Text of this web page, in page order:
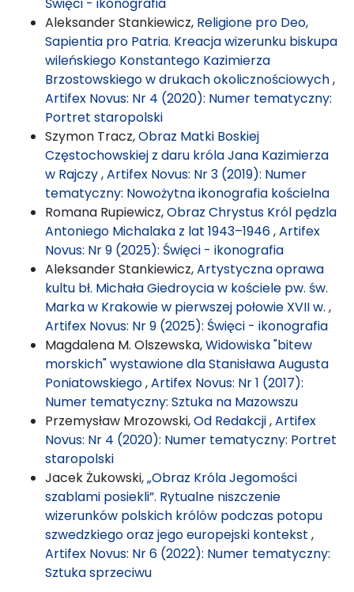
Aleksander Stankiewicz, Religione pro Deo,
Sapientia pro Patria. Kreacja wizerunku biskupa
wileńskiego Konstantego Kazimierza
Brzostowskiego w drukach okolicznościowych,
Artifex Novus: Nr 4 (2020): Numer tematyczny:
Portret staropolski
Szymon Tracz,Obraz Matki Boskiej
Częstochowskiej z daru króla Jana Kazimierza
w Rajczy,Artifex Novus: Nr 3 (2019): Numer
tematyczny: Nowożytna ikonografia kościelna
Romana Rupiewicz,Obraz Chrystus Król pędzla
Antoniego Michalaka z lat 1943–1946,Artifex
Novus: Nr 9 (2025): Święci - ikonografia
Aleksander Stankiewicz,Artystyczna oprawa
kultu bł. Michała Giedroycia w kościele pw. św.
Marka w Krakowie w pierwszej połowie XVII w. ,
Artifex Novus: Nr 9 (2025): Święci - ikonografia
Magdalena M. Olszewska,Widowiska "bitew
morskich" wystawione dla Stanisława Augusta
Poniatowskiego,Artifex Novus: Nr 1 (2017):
Numer tematyczny: Sztuka na Mazowszu
Przemysław Mrozowski,Od Redakcji,Artifex
Novus: Nr 4 (2020): Numer tematyczny: Portret
staropolski
Jacek Żukowski,„Obraz Króla Jegomości
szablami posiekli”. Rytualne niszczenie
wizerunków polskich królów podczas potopu
szwedzkiego oraz jego europejski kontekst ,
Artifex Novus: Nr 6 (2022): Numer tematyczny:
Sztuka sprzeciwu